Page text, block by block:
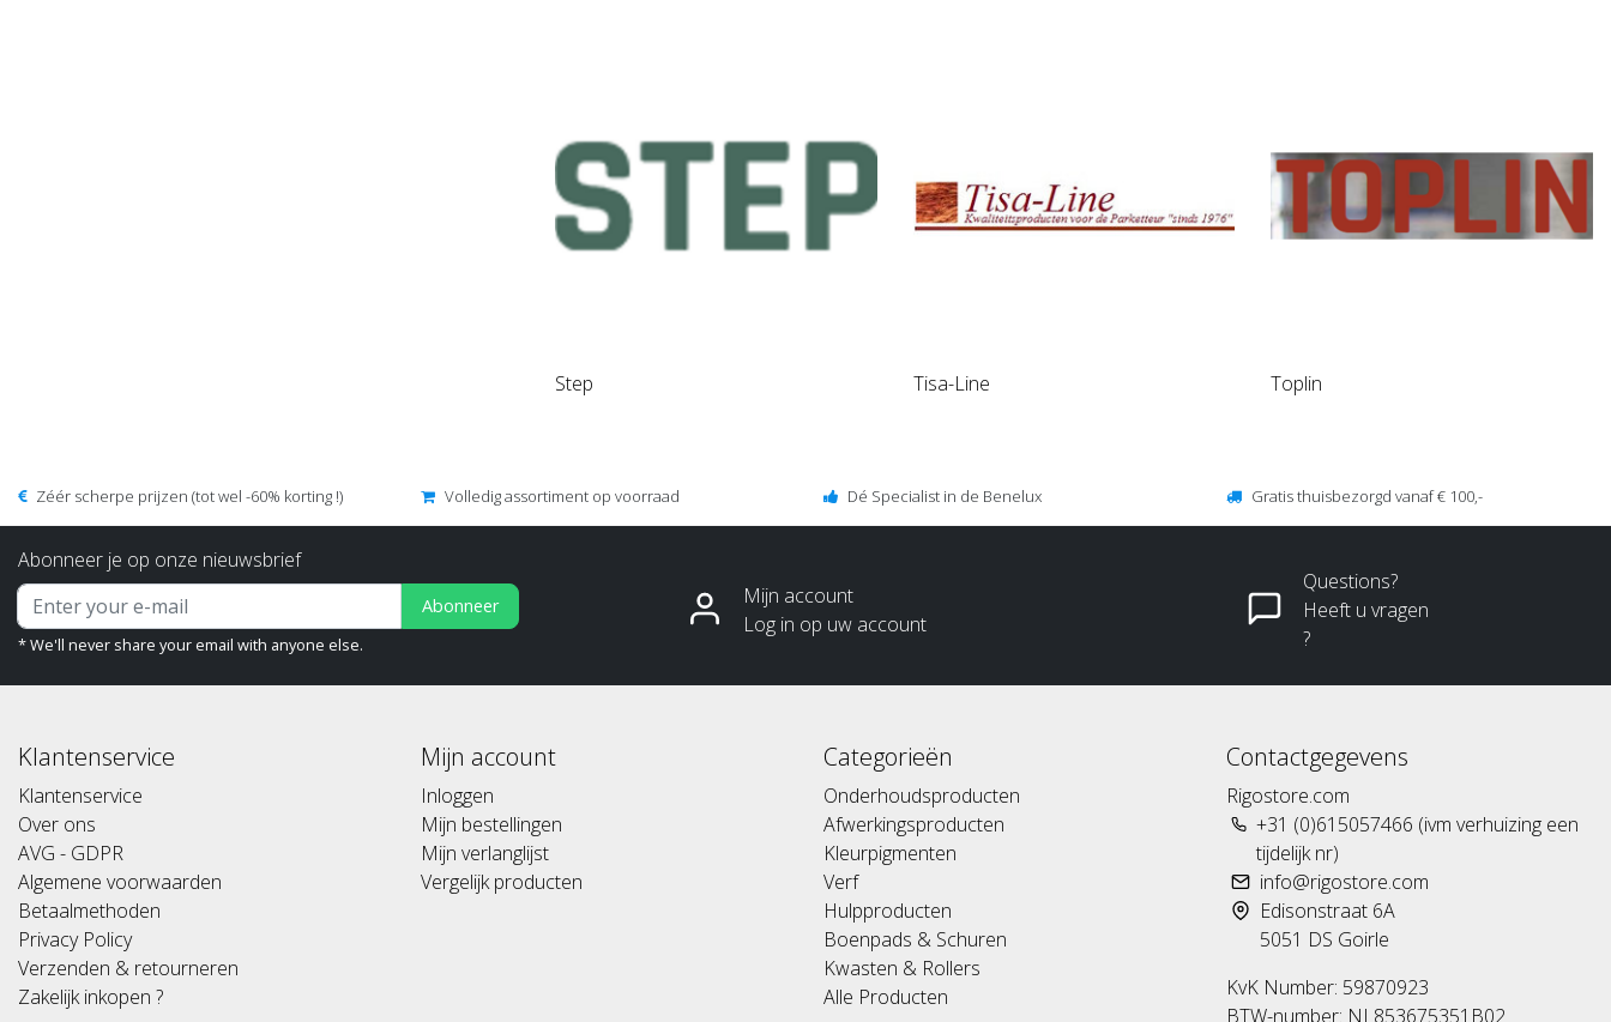
Step Tisa-Line Toplin
Zéér scherpe prijzen (tot wel -60% korting !) Volledig assortiment op voorraad Dé Specialist in de Benelux Gratis thuisbezorgd vanaf € 100,-
Abonneer je op onze nieuwsbrief
Abonneer
* We'll never share your email with anyone else.
Mijn account
Log in op uw account
Questions?
Heeft u vragen
?
Klantenservice
Klantenservice
Over ons
AVG - GDPR
Algemene voorwaarden
Betaalmethoden
Privacy Policy
Verzenden & retourneren
Zakelijk inkopen ?
Mijn account
Inloggen
Mijn bestellingen
Mijn verlanglijst
Vergelijk producten
Categorieën
Onderhoudsproducten
Afwerkingsproducten
Kleurpigmenten
Verf
Hulpproducten
Boenpads & Schuren
Kwasten & Rollers
Alle Producten
Contactgegevens
Rigostore.com
+31 (0)615057466 (ivm verhuizing een
tijdelijk nr)
info@rigostore.com
Edisonstraat 6A
5051 DS Goirle
KvK Number: 59870923
BTW-number: NL853675351B02